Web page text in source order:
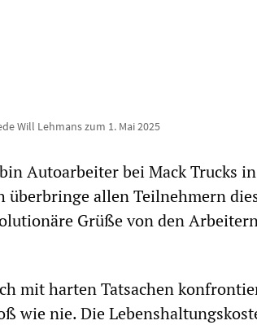
Will Lehmans zum 1. Mai 2025
Autoarbeiter bei Mack Trucks in
überbringe allen Teilnehmern
Grüße von den
mit harten Tatsachen
wie nie. Die